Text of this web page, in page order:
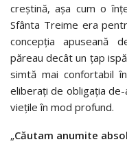
creștină, așa cum o
Sfânta Treime era
concepția apuseană
păreau decât un țap
simtă mai confortabil
eliberați de obligația
viețile în mod profund.
„Căutam anumite